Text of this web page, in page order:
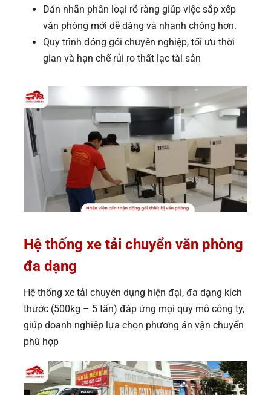
Dán nhãn phân loại rõ ràng giúp việc sắp xếp
văn phòng mới dễ dàng và nhanh chóng hơn.
Quy trình đóng gói chuyên nghiệp, tối ưu thời
gian và hạn chế rủi ro thất lạc tài sản
Hệ thống xe tải chuyển văn phòng
đa dạng
Hệ thống xe tải chuyên dụng hiện đại, đa dạng kích
thước (500kg – 5 tấn) đáp ứng mọi quy mô công ty,
giúp doanh nghiệp lựa chọn phương án vận chuyển
phù hợp